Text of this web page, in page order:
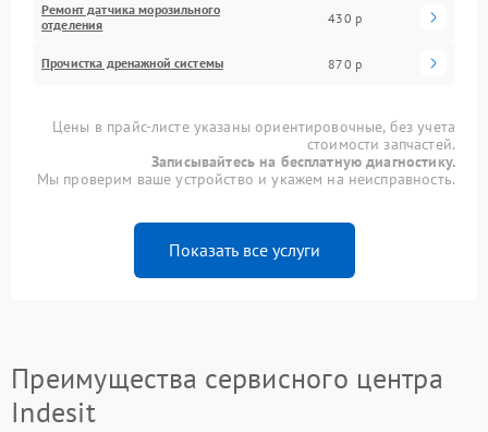
Ремонт датчика морозильного
отделения
430 р
Прочистка дренажной системы 870 р
Цены в прайс-листе указаны ориентировочные, без учета
стоимости запчастей.
Записывайтесь на бесплатную диагностику.
Мы проверим ваше устройство и укажем на неисправность.
Показать все услуги
Преимущества сервисного центра
Indesit